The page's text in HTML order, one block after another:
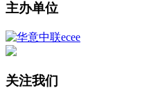
主办单位
关注我们